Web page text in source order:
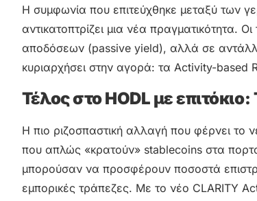
Η συμφωνία που επιτεύχθηκε μεταξύ των
αντικατοπτρίζει μια νέα
αποδόσεων (passive yield), αλλά σε
κυριαρχήσει στην αγορά: τα Activity-based
Τέλος στο HODL με
Η πιο ριζοσπαστική αλλαγή που φέρνει
που απλώς «κρατούν» stablecoins στα
μπορούσαν να προσφέρουν ποσοστά
εμπορικές τράπεζες. Με το νέο CLARITY